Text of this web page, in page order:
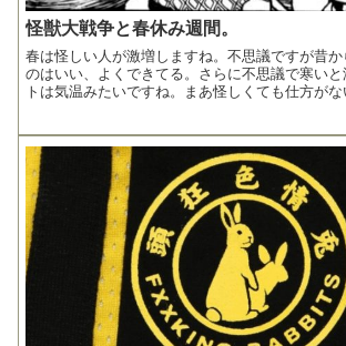
怪獣大戦争と春休み週間。
春は怪しい人が激増しますね。不思議ですが昔
のはいい、よくできてる。さらに不思議で寒い
トは気温みたいですね。まあ怪しくても仕方がな